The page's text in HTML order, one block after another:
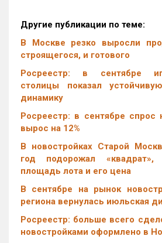
Другие публикации по теме:
В Москве резко выросли
строящегося, и готового
Росреестр: в сентябре
столицы показал
динамику
Росреестр: в сентябре спрос
вырос на 12%
В новостройках Старой
год подорожал «квадрат»,
площадь лота и его цена
В сентябре на рынок
региона вернулась июльская
Росреестр: больше всего
новостройками оформлено в